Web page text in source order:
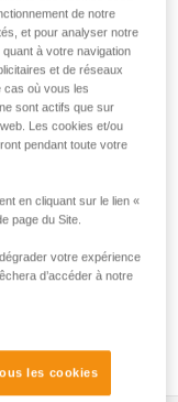
dropped tool
de notre
et pour analyser notre
à votre navigation
et de réseaux
cas où vous les
sont actifs que sur
Les cookies et/ou
pendant toute votre
en cliquant sur le lien «
page du Site.
votre expérience
d’accéder à notre
les cookies